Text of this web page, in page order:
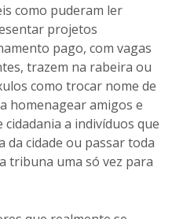
como puderam ler
projetos
pago, com vagas
trazem na rabeira ou
como trocar nome de
homenagear amigos e
a indivíduos que
da cidade ou passar toda
tribuna uma só vez para